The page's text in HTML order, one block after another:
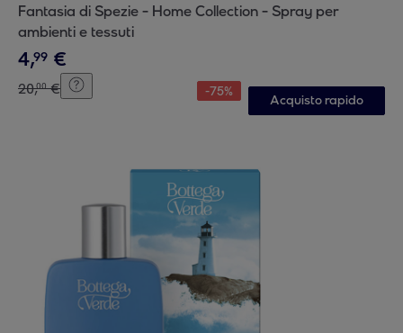
Fantasia di Spezie - Home Collection - Spray per
ambienti e tessuti
4,99 €
20,00 € -75%
Acquisto rapido